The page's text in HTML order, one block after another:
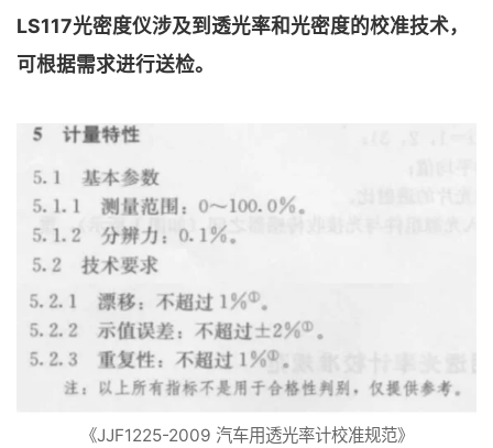
LS117光密度仪涉及到透光率和光密度的校准技术，
可根据需求进行送检。
《JJF1225-2009 汽车用透光率计校准规范》